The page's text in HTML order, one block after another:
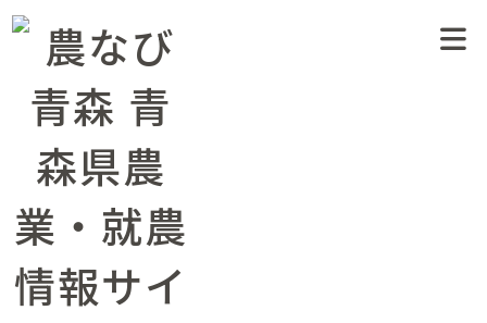
臨時農業生産情報（台風第１５号に対する技術対
ご黒星病、斑点落葉病の発生推移（県予察ほ）No.１
2025年度 りんご黒星病、斑